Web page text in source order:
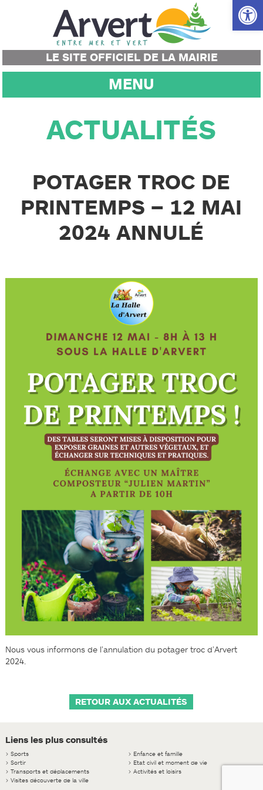
Ouvrir
LE SITE OFFICIEL DE LA MAIRIE
MENU
ACTUALITÉS
POTAGER TROC DE
PRINTEMPS – 12 MAI
2024 ANNULÉ
Nous vous informons de l’annulation du potager troc d’Arvert
2024.
RETOUR AUX ACTUALITÉS
Liens les plus consultés
> Sports > Enfance et famille
> Sortir > Etat civil et moment de vie
> Transports et déplacements >Activités et loisirs
> Visites découverte de la ville